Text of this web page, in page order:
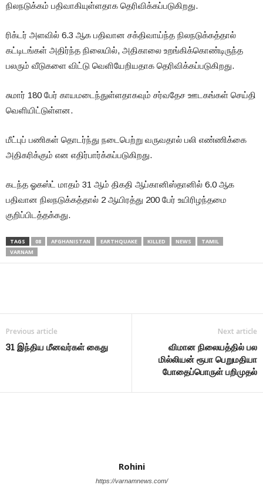
நிலநடுக்கம் பதிவாகியுள்ளதாக தெரிவிக்கப்படுகிறது.
ரிக்டர் அளவில் 6.3 ஆக பதிவான சக்திவாய்ந்த நிலநடுக்கத்தால்
கட்டிடங்கள் அதிர்ந்த நிலையில், அதிகாலை உறங்கிக்கொண்டிருந்த
பலரும் வீடுகளை விட்டு வெளியேறியதாக தெரிவிக்கப்படுகிறது.
சுமார் 180 பேர் காயமடைந்துள்ளதாகவும் சர்வதேச ஊடகங்கள் செய்தி
வெளியிட்டுள்ளன.
மீட்புப் பணிகள் தொடர்ந்து நடைபெற்று வருவதால் பலி எண்ணிக்கை
அதிகரிக்கும் என எதிர்பார்க்கப்படுகிறது.
கடந்த ஓகஸ்ட் மாதம் 31 ஆம் திகதி ஆப்கானிஸ்தானில் 6.0 ஆக
பதிவான நிலநடுக்கத்தால் 2 ஆயிரத்து 200 பேர் உயிரிழந்தமை
குறிப்பிடத்தக்கது.
TAGS 08 AFGHANISTAN EARTHQUAKE KILLED NEWS
TAMIL
VARNAM
Previous article
31 இந்திய மீனவர்கள் கைது
Next article
விமான நிலையத்தில் பல
மில்லியன் ரூபா பெறுமதியா
போதைப்பொருள் பறிமுதல்
Rohini
https://varnamnews.com/